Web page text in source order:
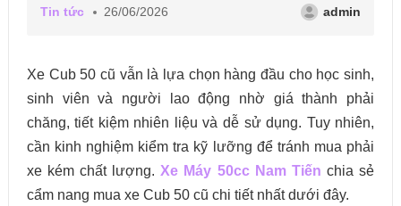
Tin tức 26/06/2026 admin
Xe Cub 50 cũ vẫn là lựa chọn hàng đầu cho học sinh,
sinh viên và người lao động nhờ giá thành phải
chăng, tiết kiệm nhiên liệu và dễ sử dụng. Tuy nhiên,
cần kinh nghiệm kiểm tra kỹ lưỡng để tránh mua phải
xe kém chất lượng.Xe Máy 50cc Nam Tiến chia sẻ
cẩm nang mua xe Cub 50 cũ chi tiết nhất dưới đây.